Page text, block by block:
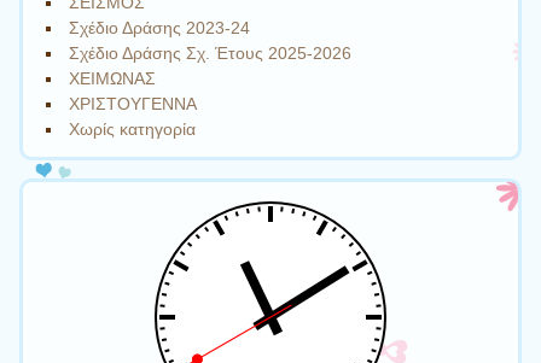
Σχέδιο Δράσης 2023-24
Σχέδιο Δράσης Σχ. Έτους 2025-2026
ΧΕΙΜΩΝΑΣ
ΧΡΙΣΤΟΥΓΕΝΝΑ
Χωρίς κατηγορία